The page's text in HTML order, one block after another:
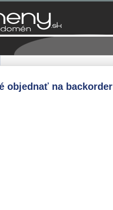
objednať na backorder